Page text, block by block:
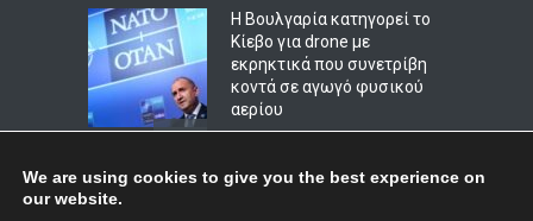
Η Βουλγαρία κατηγορεί το
Κίεβο για drone με
εκρηκτικά που συνετρίβη
κοντά σε αγωγό φυσικού
αερίου
We are using cookies to give you the best experience on
our website.